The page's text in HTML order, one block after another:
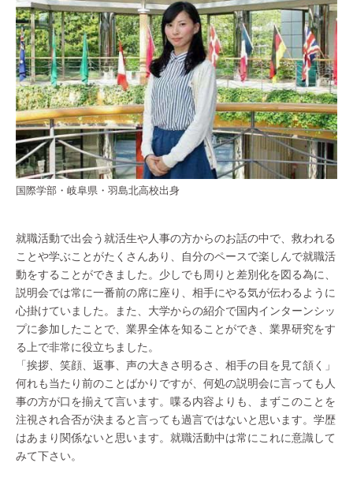
国際学部・岐阜県・羽島北高校出身
就職活動で出会う就活生や人事の方からのお話の中で、救われる
ことや学ぶことがたくさんあり、自分のペースで楽しんで就職活
動をすることができました。少しでも周りと差別化を図る為に、
説明会では常に一番前の席に座り、相手にやる気が伝わるように
心掛けていました。また、大学からの紹介で国内インターンシッ
プに参加したことで、業界全体を知ることができ、業界研究をす
る上で非常に役立ちました。
「挨拶、笑顔、返事、声の大きさ明るさ、相手の目を見て頷く」
何れも当たり前のことばかりですが、何処の説明会に言っても人
事の方が口を揃えて言います。喋る内容よりも、まずこのことを
注視され合否が決まると言っても過言ではないと思います。学歴
はあまり関係ないと思います。就職活動中は常にこれに意識して
みて下さい。